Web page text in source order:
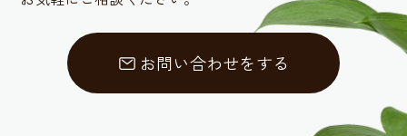
お問い合わせをする